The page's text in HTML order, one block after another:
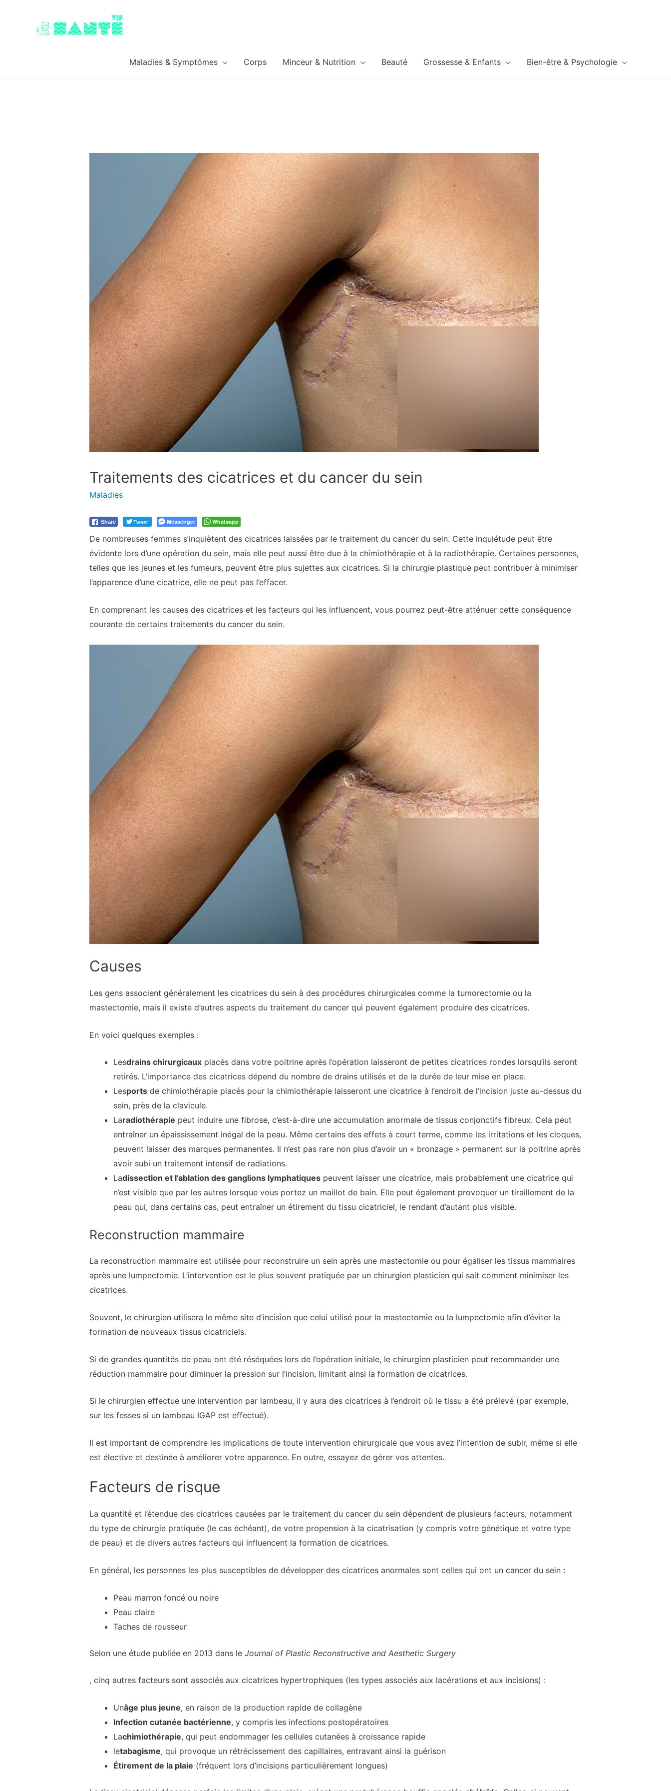
Maladies & Symptômes Corps Minceur & Nutrition Beauté Grossesse & Enfants Bien-être & Psychologie
Traitements des cicatrices et du cancer du sein
Maladies
Share Tweet Messenger Whatsapp
De nombreuses femmes s’inquiètent des cicatrices laissées par le traitement du cancer du sein. Cette inquiétude peut être
évidente lors d’une opération du sein, mais elle peut aussi être due à la chimiothérapie et à la radiothérapie. Certaines personnes,
telles que les jeunes et les fumeurs, peuvent être plus sujettes aux cicatrices. Si la chirurgie plastique peut contribuer à minimiser
l’apparence d’une cicatrice, elle ne peut pas l’effacer.
En comprenant les causes des cicatrices et les facteurs qui les influencent, vous pourrez peut-être atténuer cette conséquence
courante de certains traitements du cancer du sein.
Causes
Les gens associent généralement les cicatrices du sein à des procédures chirurgicales comme la tumorectomie ou la
mastectomie, mais il existe d’autres aspects du traitement du cancer qui peuvent également produire des cicatrices.
En voici quelques exemples :
Lesdrains chirurgicauxplacés dans votre poitrine après l’opération laisseront de petites cicatrices rondes lorsqu’ils seront
retirés. L’importance des cicatrices dépend du nombre de drains utilisés et de la durée de leur mise en place.
Lesportsde chimiothérapie placés pour la chimiothérapie laisseront une cicatrice à l’endroit de l’incision juste au-dessus du
sein, près de la clavicule.
Laradiothérapie peut induire une fibrose, c’est-à-dire une accumulation anormale de tissus conjonctifs fibreux. Cela peut
entraîner un épaississement inégal de la peau. Même certains des effets à court terme, comme les irritations et les cloques,
peuvent laisser des marques permanentes. Il n’est pas rare non plus d’avoir un « bronzage » permanent sur la poitrine après
avoir subi un traitement intensif de radiations.
Ladissection et l’ablation des ganglions lymphatiquespeuvent laisser une cicatrice, mais probablement une cicatrice qui
n’est visible que par les autres lorsque vous portez un maillot de bain. Elle peut également provoquer un tiraillement de la
peau qui, dans certains cas, peut entraîner un étirement du tissu cicatriciel, le rendant d’autant plus visible.
Reconstruction mammaire
La reconstruction mammaire est utilisée pour reconstruire un sein après une mastectomie ou pour égaliser les tissus mammaires
après une lumpectomie. L’intervention est le plus souvent pratiquée par un chirurgien plasticien qui sait comment minimiser les
cicatrices.
Souvent, le chirurgien utilisera le même site d’incision que celui utilisé pour la mastectomie ou la lumpectomie afin d’éviter la
formation de nouveaux tissus cicatriciels.
Si de grandes quantités de peau ont été réséquées lors de l’opération initiale, le chirurgien plasticien peut recommander une
réduction mammaire pour diminuer la pression sur l’incision, limitant ainsi la formation de cicatrices.
Si le chirurgien effectue une intervention par lambeau, il y aura des cicatrices à l’endroit où le tissu a été prélevé (par exemple,
sur les fesses si un lambeau IGAP est effectué).
Il est important de comprendre les implications de toute intervention chirurgicale que vous avez l’intention de subir, même si elle
est élective et destinée à améliorer votre apparence. En outre, essayez de gérer vos attentes.
Facteurs de risque
La quantité et l’étendue des cicatrices causées par le traitement du cancer du sein dépendent de plusieurs facteurs, notamment
du type de chirurgie pratiquée (le cas échéant), de votre propension à la cicatrisation (y compris votre génétique et votre type
de peau) et de divers autres facteurs qui influencent la formation de cicatrices.
En général, les personnes les plus susceptibles de développer des cicatrices anormales sont celles qui ont un cancer du sein :
Peau marron foncé ou noire
Peau claire
Taches de rousseur
Selon une étude publiée en 2013 dans le Journal of Plastic Reconstructive and Aesthetic Surgery
, cinq autres facteurs sont associés aux cicatrices hypertrophiques (les types associés aux lacérations et aux incisions) :
Unâge plus jeune, en raison de la production rapide de collagène
Infection cutanée bactérienne, y compris les infections postopératoires
Lachimiothérapie, qui peut endommager les cellules cutanées à croissance rapide
letabagisme, qui provoque un rétrécissement des capillaires, entravant ainsi la guérison
Étirement de la plaie (fréquent lors d’incisions particulièrement longues)